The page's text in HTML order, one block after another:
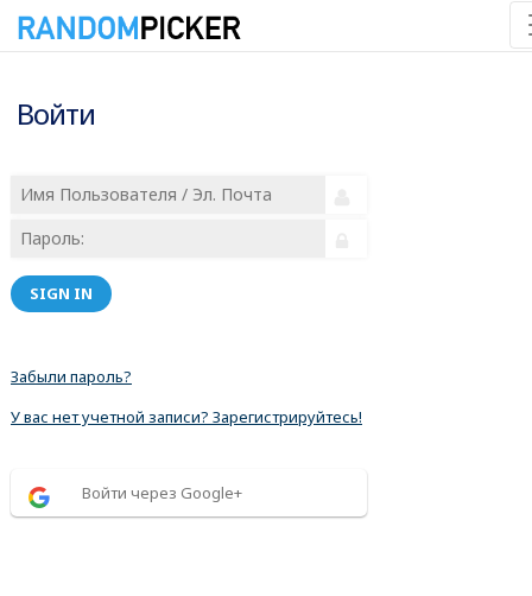
Войти
SIGN IN
Забыли пароль?
У вас нет учетной записи? Зарегистрируйтесь!
Войти через Google+